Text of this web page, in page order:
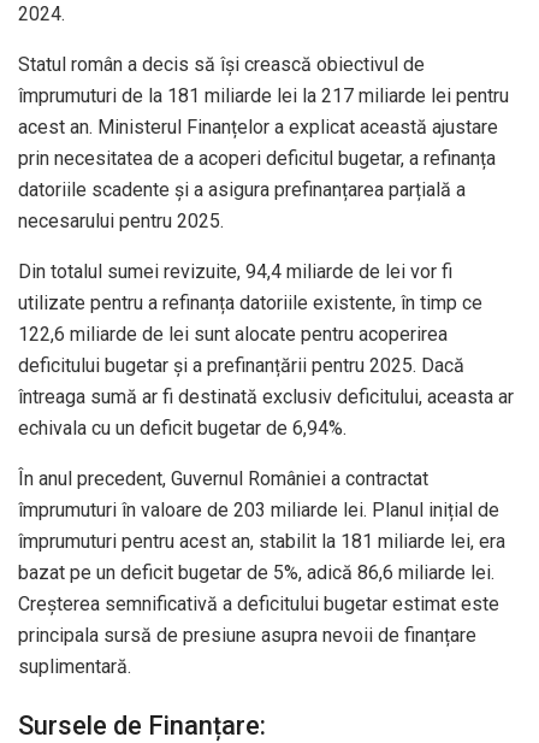
2024.
Statul român a decis să își crească obiectivul de
împrumuturi de la 181 miliarde lei la 217 miliarde lei pentru
acest an. Ministerul Finanțelor a explicat această ajustare
prin necesitatea de a acoperi deficitul bugetar, a refinanța
datoriile scadente și a asigura prefinanțarea parțială a
necesarului pentru 2025.
Din totalul sumei revizuite, 94,4 miliarde de lei vor fi
utilizate pentru a refinanța datoriile existente, în timp ce
122,6 miliarde de lei sunt alocate pentru acoperirea
deficitului bugetar și a prefinanțării pentru 2025. Dacă
întreaga sumă ar fi destinată exclusiv deficitului, aceasta ar
echivala cu un deficit bugetar de 6,94%.
În anul precedent, Guvernul României a contractat
împrumuturi în valoare de 203 miliarde lei. Planul inițial de
împrumuturi pentru acest an, stabilit la 181 miliarde lei, era
bazat pe un deficit bugetar de 5%, adică 86,6 miliarde lei.
Creșterea semnificativă a deficitului bugetar estimat este
principala sursă de presiune asupra nevoii de finanțare
suplimentară.
Sursele de Finanțare: